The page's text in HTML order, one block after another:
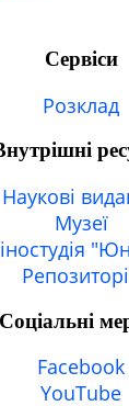
Сервіси
Розклад
Наукові
Музеї
Соціальні
Facebook
YouTube